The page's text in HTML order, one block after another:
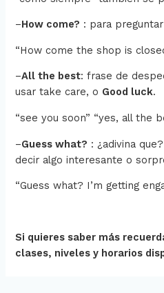
–How come? : para
“How come the shop is
–All the best: frase de
usar take care, o Good luck.
“see you soon” “yes, all the
–Guess what? : ¿adivina
decir algo interesante o
“Guess what? I’m getting
Si quieres saber más
clases, niveles y horarios